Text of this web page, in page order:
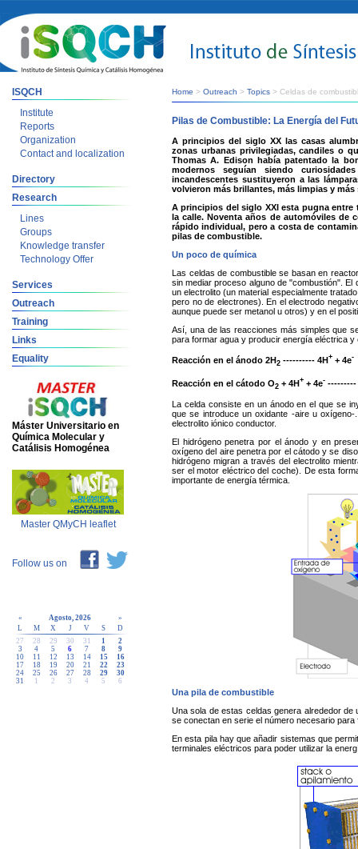
ISQCH
Institute
Reports
Organization
Contact and localization
Directory
Research
Lines
Groups
Knowledge transfer
Technology Offer
Services
Outreach
Training
Links
Equality
Máster Universitario en
Química Molecular y
Catálisis Homogénea
Master QMyCH leaflet
Follow us on
« Agosto, 2026
»
L
M X J V S
D
27
28 29 30 31 1
2
3
4 5 6 7 8
9
10
11 12 13 14 15
16
17
18 19 20 21 22
23
24
25 26 27 28 29
30
31
1 2 3 4 5 6
Home > Outreach > Topics > Celdas de
Pilas de Combustible: La Energía del
A principios del siglo XX las casas
zonas urbanas privilegiadas, candiles o
Thomas A. Edison había patentado la
modernos seguían siendo
incandescentes sustituyeron a las
volvieron más brillantes, más limpias y más
A principios del siglo XXI esta pugna
la calle. Noventa años de automóviles de
rápido individual, pero a costa de
pilas de combustible.
Un poco de química
Las celdas de combustible se basan en
sin mediar proceso alguno de "combustión".
un electrolito (un material especialmente
pero no de electrones). En el electrodo
aunque puede ser metanol u otros) y en el
Así, una de las reacciones más simples que
para formar agua y producir energía eléctrica y
Reacción en el ánodo 2H2 ---------- 4H+ + 4e-
Reacción en el cátodo O2 + 4H+ + 4e- ---------
La celda consiste en un ánodo en el que se
que se introduce un oxidante -aire u
electrolito iónico conductor.
El hidrógeno penetra por el ánodo y en
oxígeno del aire penetra por el cátodo y se
hidrógeno migran a través del electrolito
ser el motor eléctrico del coche). De esta
importante de energía térmica.
Una pila de combustible
Una sola de estas celdas genera alrededor
se conectan en serie el número necesario
En esta pila hay que añadir sistemas que
terminales eléctricos para poder utilizar la